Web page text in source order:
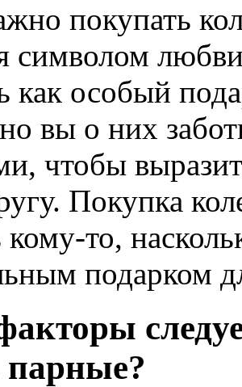
покупать
символом
как особый
вы о них
чтобы
Покупка
кому-то,
подарком
парные?